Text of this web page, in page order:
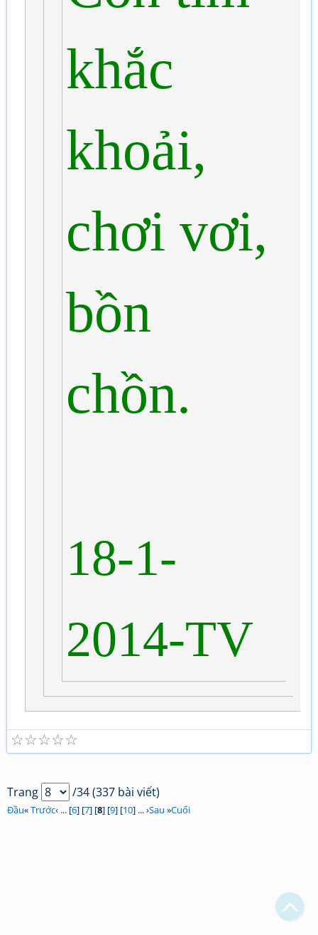
khắc
khoải,
chơi vơi,
bồn
chồn.
18-1-
2014-TV
☆
☆
☆
☆
☆
Trang /34 (337 bài viết)
Đầu«Trước‹ ... [6] [7] [8] [9] [10] ... ›Sau »Cuối